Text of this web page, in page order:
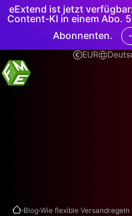
eExtend ist jetzt
Content-KI in einem Abo.
Abonnenten.
EUR
.Blog.Wie flexible